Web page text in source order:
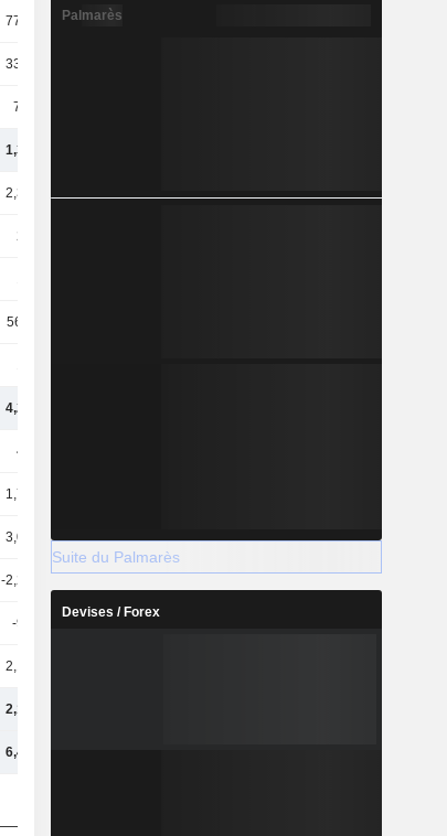
77,25 M 74,76 M
33,91 M
7,97 M
1,34 Md
2,33 Md
260 M
56,11 M
4,29 Md
441 M
1,77 Md
3,06 Md 3,6 Md 4 Md
-2,22 Md
-905 M
2,15 Md
2,15 Md
6,44 Md
Palmarès
Suite du Palmarès
Devises / Forex